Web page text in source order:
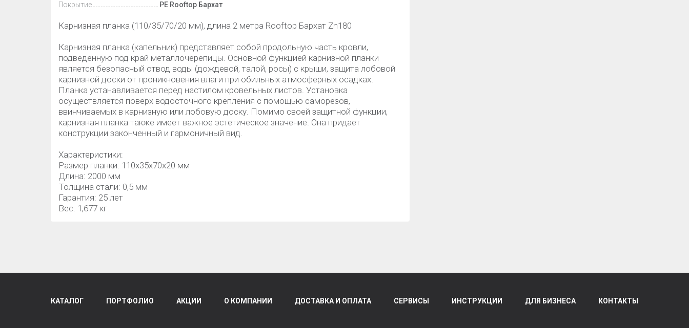
Покрытие
PE Rooftop Бархат
Карнизная планка (110/35/70/20 мм), длина 2 метра Rooftop Бархат Zn180
Карнизная планка (капельник) представляет собой продольную часть кровли,
подведенную под край металлочерепицы. Основной функцией карнизной планки
является безопасный отвод воды (дождевой, талой, росы) с крыши, защита лобовой
карнизной доски от проникновения влаги при обильных атмосферных осадках.
Планка устанавливается перед настилом кровельных листов. Установка
осуществляется поверх водосточного крепления с помощью саморезов,
ввинчиваемых в карнизную или лобовую доску. Помимо своей защитной функции,
карнизная планка также имеет важное эстетическое значение. Она придает
конструкции законченный и гармоничный вид.
Характеристики:
Размер планки: 110х35х70х20 мм
Длина: 2000 мм
Толщина стали: 0,5 мм
Гарантия: 25 лет
Вес: 1,677 кг
КАТАЛОГ ПОРТФОЛИО АКЦИИ О КОМПАНИИ ДОСТАВКА И ОПЛАТА СЕРВИСЫ ИНСТРУКЦИИ ДЛЯ БИЗНЕСА КОНТАКТЫ